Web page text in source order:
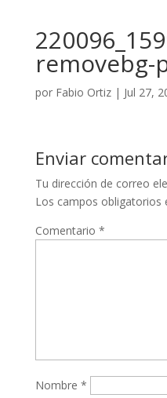
removebg-
por Fabio Ortiz| Jul 27,
Enviar
Tu dirección de correo
Los campos obligatorios
Comentario *
Nombre *